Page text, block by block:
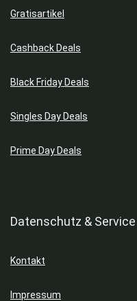
Gratisartikel
Cashback Deals
Black Friday Deals
Singles Day Deals
Prime Day Deals
Datenschutz & Service
Kontakt
Impressum